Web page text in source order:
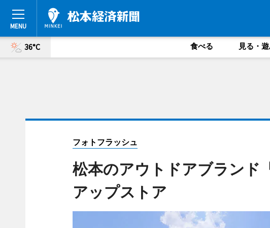
36°C 食べる 見る・
フォトフラッシュ
松本のアウトドアブランド
アップストア